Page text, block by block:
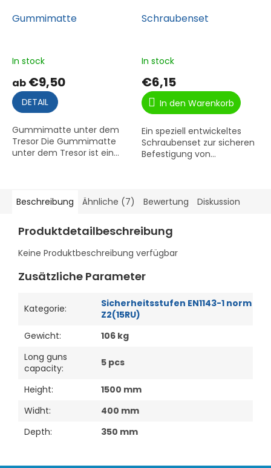
Gummimatte
In stock
ab €9,50
DETAIL
Gummimatte unter dem
Tresor Die Gummimatte
unter dem Tresor ist ein...
Schraubenset
In stock
€6,15
In den Warenkorb
Ein speziell entwickeltes
Schraubenset zur sicheren
Befestigung von...
Beschreibung Ähnliche (7) Bewertung Diskussion
Produktdetailbeschreibung
Keine Produktbeschreibung verfügbar
Zusätzliche Parameter
Kategorie:
Sicherheitsstufen EN1143-1 norm
Z2(15RU)
Gewicht:
106 kg
Long guns
capacity: 5 pcs
Height:
1500 mm
Widht:
400 mm
Depth: 350 mm